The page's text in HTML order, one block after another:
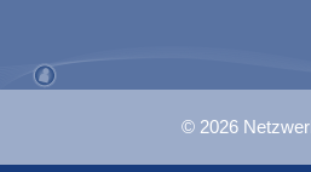
© 2026